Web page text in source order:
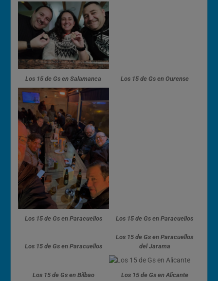
Los 15 de Gs en Salamanca Los 15 de Gs en Ourense
Los 15 de Gs en Paracuellos Los 15 de Gs en Paracuellos
Los 15 de Gs en Paracuellos
Los 15 de Gs en Paracuellos
del Jarama
Los 15 de Gs en Bilbao Los 15 de Gs en Alicante